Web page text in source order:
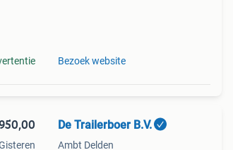
Bezoek website
De Trailerboer B.V.
Ambt Delden